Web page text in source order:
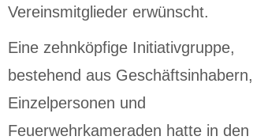
Vereinsmitglieder erwünscht.
Eine zehnköpfige Initiativgruppe,
bestehend aus Geschäftsinhabern,
Einzelpersonen und
Feuerwehrkameraden hatte in den